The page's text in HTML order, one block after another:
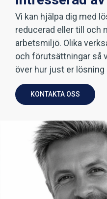
Vi kan hjälpa dig med
reducerad eller till och
arbetsmiljö. Olika
och förutsättningar så
över hur just er
KONTAKTA OSS